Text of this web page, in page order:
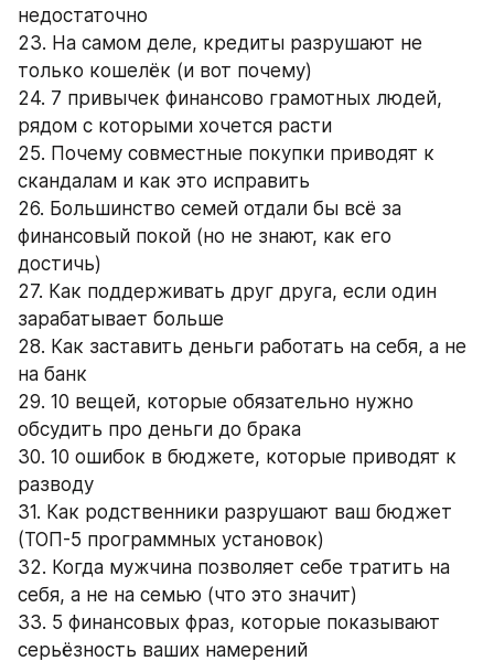
недостаточно
23. На самом деле, кредиты разрушают не
только кошелёк (и вот почему)
24. 7 привычек финансово грамотных людей,
рядом с которыми хочется расти
25. Почему совместные покупки приводят к
скандалам и как это исправить
26. Большинство семей отдали бы всё за
финансовый покой (но не знают, как его
достичь)
27. Как поддерживать друг друга, если один
зарабатывает больше
28. Как заставить деньги работать на себя, а не
на банк
29. 10 вещей, которые обязательно нужно
обсудить про деньги до брака
30. 10 ошибок в бюджете, которые приводят к
разводу
31. Как родственники разрушают ваш бюджет
(ТОП-5 программных установок)
32. Когда мужчина позволяет себе тратить на
себя, а не на семью (что это значит)
33. 5 финансовых фраз, которые показывают
серьёзность ваших намерений